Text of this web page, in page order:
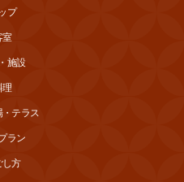
プ
室
施設
理
・テラス
ラン
し方